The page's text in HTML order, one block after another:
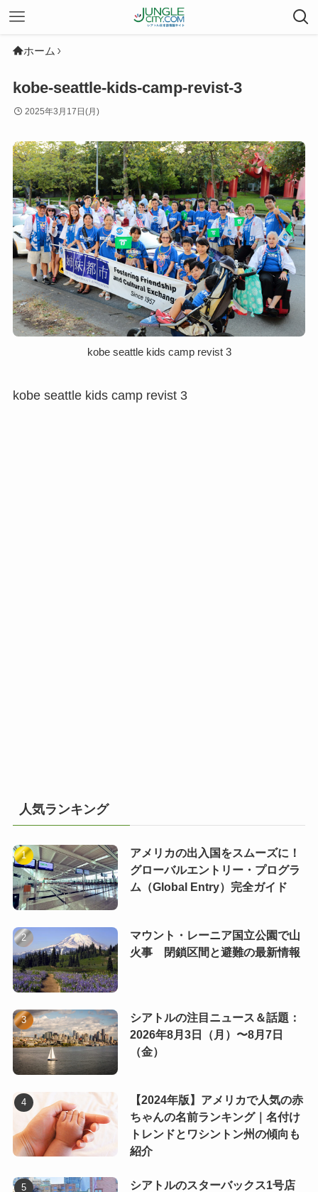
ホーム
kobe-seattle-kids-camp-revist-3
2025年3月17日(月)
kobe seattle kids camp revist 3
kobe seattle kids camp revist 3
人気ランキング
アメリカの出入国をスムーズに！
グローバルエントリー・プログラ
ム（Global Entry）完全ガイド
マウント・レーニア国立公園で山
火事 閉鎖区間と避難の最新情報
シアトルの注目ニュース＆話題：
2026年8月3日（月）〜8月7日
（金）
【2024年版】アメリカで人気の赤
ちゃんの名前ランキング｜名付け
トレンドとワシントン州の傾向も
紹介
シアトルのスターバックス1号店